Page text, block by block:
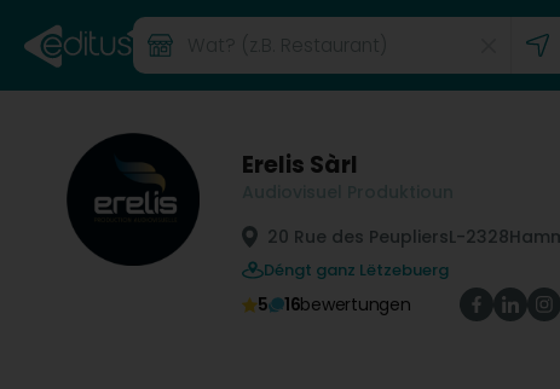
Erelis Sàrl
20 Rue des PeupliersL-2328
Déngt ganz Lëtzebuerg
5 16bewertungen